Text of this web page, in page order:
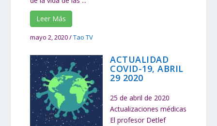
Leer Más
mayo 2, 2020/Tao TV
ACTUALIDAD
COVID-19, ABRIL
29 2020
25 de abril de 2020
Actualizaciones médicas
El profesor Detlef